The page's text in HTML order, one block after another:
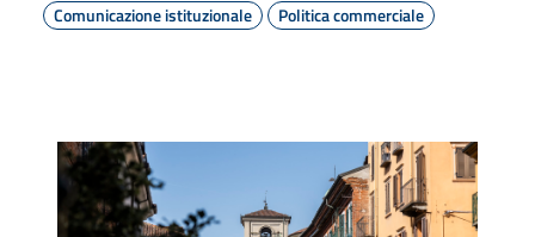
Comunicazione istituzionale
Politica commerciale